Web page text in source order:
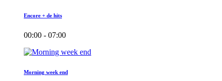
Encore + de hits
00:00 - 07:00
Morning week end